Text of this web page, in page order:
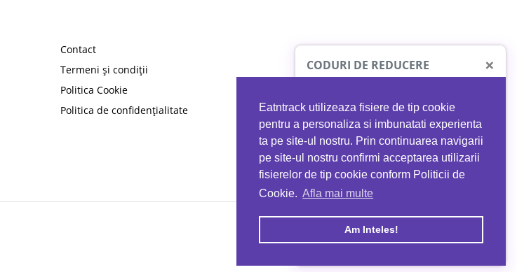
Eatntrack utilizeaza fisiere de tip cookie
pentru a personaliza si imbunatati experienta
ta pe site-ul nostru. Prin continuarea navigarii
pe site-ul nostru confirmi acceptarea utilizarii
fisierelor de tip cookie conform Politicii de
Cookie. Afla mai multe
Am Inteles!
Contact
Termeni și condiții
Politica Cookie
Politica de confidențialitate
CODURI DE REDUCERE ×
PROTO41
reducere la orice comandă
EATNTRACK
MYPROTEIN
Ai40%reducere la orice comandă
folosind codul EATTRACK